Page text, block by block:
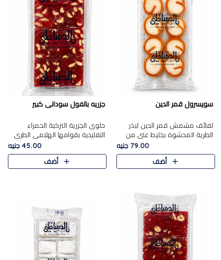
سويسرول قمر الدين
لفائف مشمش قمر الدين ليذر
الطرية المحشوة بخليط غني من
جوز الهند الأبيض والمكسرات
الفاخرة، يقدم المذاق الحلو
الطبيعي لقمر الدين و تجمع بين
79.00 جنيه
أضف
جزريه بالفول سودانى كبير
حلوى الجزرية التركية الحمراء
التقليدية بقوامها الهلامي الطري
ولونها الأحمر المميز، محشوة
بسخاء بالفول السوداني المحمص
لتمنحك توازنًا رائعًا ..
45.00 جنيه
أضف